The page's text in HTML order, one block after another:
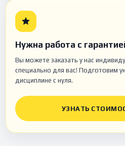
Нужна работа с
Вы можете заказать у нас
специально для вас! Подготовим
дисциплине с нуля.
УЗНАТЬ